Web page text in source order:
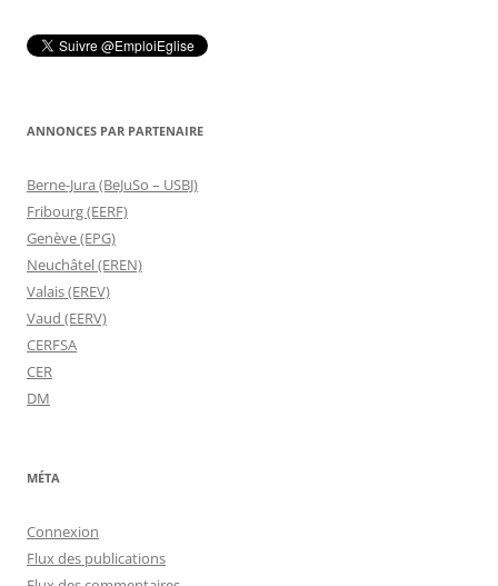
ANNONCES PAR PARTENAIRE
Berne-Jura (BeJuSo – USBJ)
Fribourg (EERF)
Genève (EPG)
Neuchâtel (EREN)
Valais (EREV)
Vaud (EERV)
CERFSA
CER
DM
MÉTA
Connexion
Flux des publications